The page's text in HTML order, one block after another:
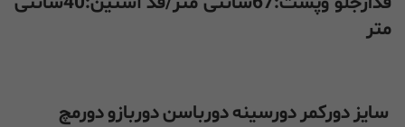
متر
سایزدورکمردورسینهدورباسندوربازودورمچ